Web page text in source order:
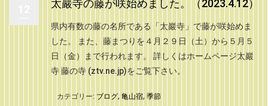
太巖寺の藤が咲始めました。（2023.4.12）
県内有数の藤の名所である「太巖寺」で藤が咲始めま
した。 また、藤まつりを４月２９日（土）から５月５
日（金）まで行われます。 詳しくはホームページ太巖
寺 藤の寺 (ztv.ne.jp)をご覧下さい。
カテゴリー: ブログ, 亀山宿, 季節